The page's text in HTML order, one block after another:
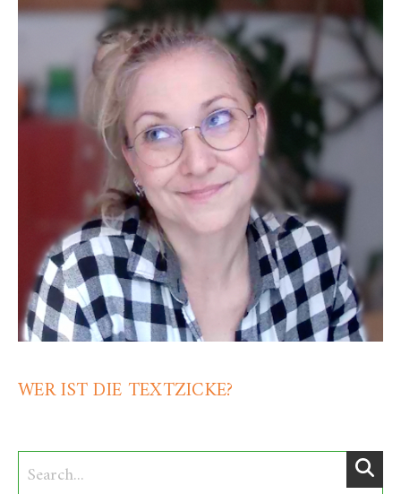
WER IST DIE TEXTZICKE?